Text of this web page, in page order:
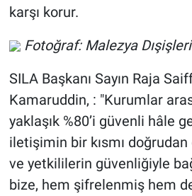
karşı korur.
Fotoğraf: Malezya Dışişleri
SILA Başkanı Sayın Raja
Kamaruddin, : "Kurumlar
yaklaşık %80’i güvenli hâle
iletişimin bir kısmı
ve yetkililerin güvenliğiyle
bize, hem şifrelenmiş hem